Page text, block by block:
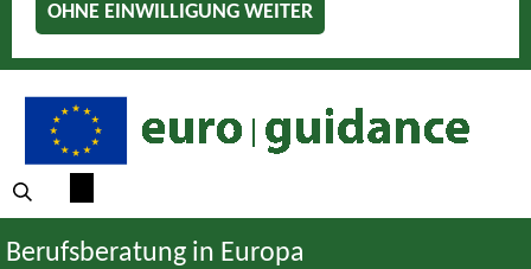
OHNE EINWILLIGUNG WEITER
Berufsberatung in Europa